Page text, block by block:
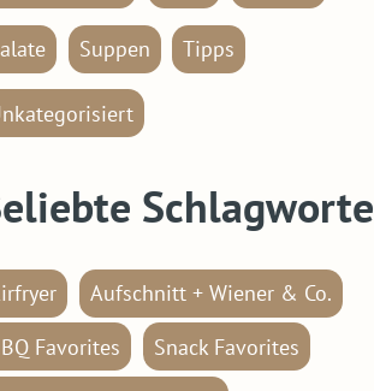
Suppen Tipps
Schlagworte
Aufschnitt + Wiener & Co.
Favorites
Snack Favorites